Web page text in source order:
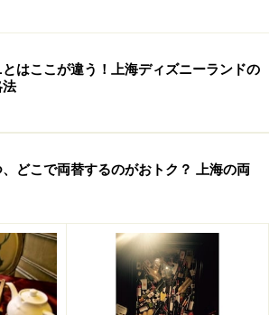
はここが違う！上海ディズニーランドの
法
、どこで両替するのがおトク？ 上海の両